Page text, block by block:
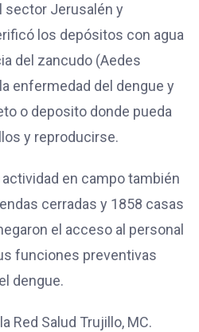
sector Jerusalén y
los depósitos con agua
del zancudo (Aedes
enfermedad del dengue y
o deposito donde pueda
y reproducirse.
en campo también
cerradas y 1858 casas
el acceso al personal
funciones preventivas
dengue.
Red Salud Trujillo, MC.